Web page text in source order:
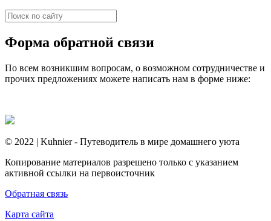
Форма обратной связи
По всем возникшим вопросам, о возможном сотрудничестве и
прочих предложениях можете написать нам в форме ниже:
© 2022 | Kuhnier - Путеводитель в мире домашнего уюта
Копирование материалов разрешено только с указанием
активной ссылки на первоисточник
Обратная связь
Карта сайта